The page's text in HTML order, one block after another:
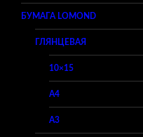
БУМАГА LOMOND
ГЛЯНЦЕВАЯ
10×15
A4
A3